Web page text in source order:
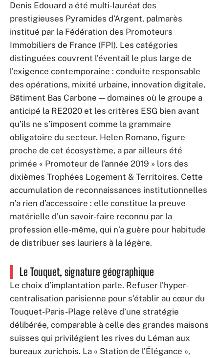
Denis Edouard a été multi-lauréat des
prestigieuses Pyramides d’Argent, palmarès
institué par la Fédération des Promoteurs
Immobiliers de France (FPI). Les catégories
distinguées couvrent l’éventail le plus large de
l’exigence contemporaine : conduite responsable
des opérations, mixité urbaine, innovation digitale,
Bâtiment Bas Carbone — domaines où le groupe a
anticipé la RE2020 et les critères ESG bien avant
qu’ils ne s’imposent comme la grammaire
obligatoire du secteur. Helen Romano, figure
proche de cet écosystème, a par ailleurs été
primée « Promoteur de l’année 2019 » lors des
dixièmes Trophées Logement & Territoires. Cette
accumulation de reconnaissances institutionnelles
n’a rien d’accessoire : elle constitue la preuve
matérielle d’un savoir-faire reconnu par la
profession elle-même, qui n’a guère pour habitude
de distribuer ses lauriers à la légère.
Le Touquet, signature géographique
Le choix d’implantation parle. Refuser l’hyper-
centralisation parisienne pour s’établir au cœur du
Touquet-Paris-Plage relève d’une stratégie
délibérée, comparable à celle des grandes maisons
suisses qui privilégient les rives du Léman aux
bureaux zurichois. La « Station de l’Élégance »,